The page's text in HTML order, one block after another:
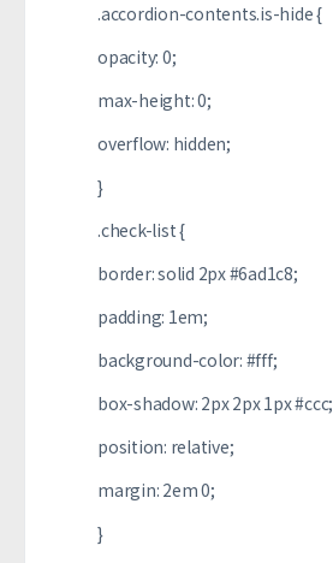
.accordion-contents.is-hide {
opacity: 0;
max-height: 0;
overflow: hidden;
}
.check-list {
border: solid 2px #6ad1c8;
padding: 1em;
background-color: #fff;
box-shadow: 2px 2px 1px #ccc;
position: relative;
margin: 2em 0;
}